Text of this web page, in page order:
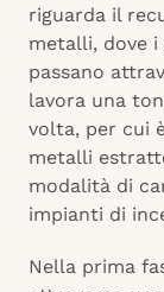
riguarda il
metalli, dove
passano
lavora una
volta, per cui
metalli
modalità di
impianti di
Nella prima